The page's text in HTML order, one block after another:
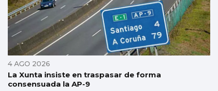
4 AGO 2026
La Xunta insiste en traspasar de forma
consensuada la AP-9